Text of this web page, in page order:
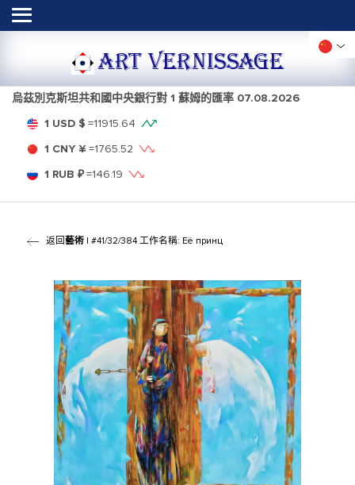
ART VERNISSAGE
烏茲別克斯坦共和國中央銀行對 1 蘇姆的匯率 07.08.2026
1 USD $ =11915.64
1 CNY ¥ =1765.52
1 RUB ₽=146.19
返回藝術| #41/32/384 工作名稱: Её принц